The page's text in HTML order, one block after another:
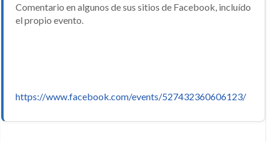
Comentario en algunos de sus sitios de Facebook, incluído
el propio evento.
https://www.facebook.com/events/527432360606123/